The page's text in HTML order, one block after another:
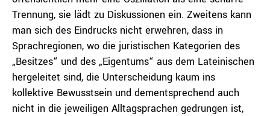
Trennung, sie lädt zu Diskussionen ein. Zweitens kann
man sich des Eindrucks nicht erwehren, dass in
Sprachregionen, wo die juristischen Kategorien des
„Besitzes“ und des „Eigentums“ aus dem Lateinischen
hergeleitet sind, die Unterscheidung kaum ins
kollektive Bewusstsein und dementsprechend auch
nicht in die jeweiligen Alltagsprachen gedrungen ist,